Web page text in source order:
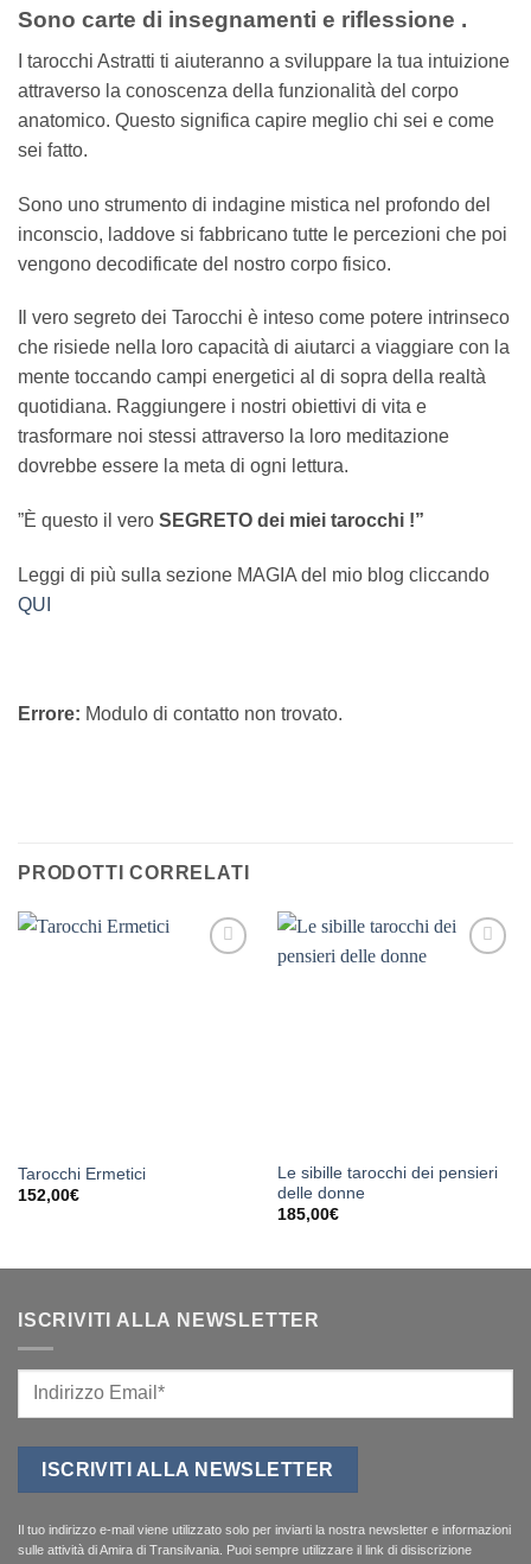
Sono carte di insegnamenti e riflessione .
I tarocchi Astratti ti aiuteranno a sviluppare la tua intuizione
attraverso la conoscenza della funzionalità del corpo
anatomico. Questo significa capire meglio chi sei e come
sei fatto.
Sono uno strumento di indagine mistica nel profondo del
inconscio, laddove si fabbricano tutte le percezioni che poi
vengono decodificate del nostro corpo fisico.
Il vero segreto dei Tarocchi è inteso come potere intrinseco
che risiede nella loro capacità di aiutarci a viaggiare con la
mente toccando campi energetici al di sopra della realtà
quotidiana. Raggiungere i nostri obiettivi di vita e
trasformare noi stessi attraverso la loro meditazione
dovrebbe essere la meta di ogni lettura.
”È questo il vero SEGRETO dei miei tarocchi !”
Leggi di più sulla sezione MAGIA del mio blog cliccando
QUI
Errore: Modulo di contatto non trovato.
PRODOTTI CORRELATI
Tarocchi Ermetici
152,00€
Le sibille tarocchi dei pensieri
delle donne
185,00€
ISCRIVITI ALLA NEWSLETTER
Il tuo indirizzo e-mail viene utilizzato solo per inviarti la nostra newsletter e informazioni
sulle attività di Amira di Transilvania. Puoi sempre utilizzare il link di disiscrizione